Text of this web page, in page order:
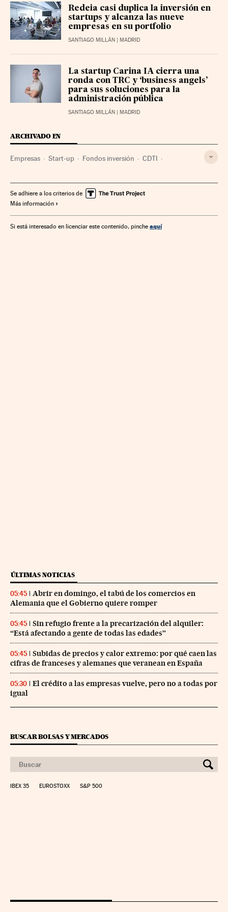
Redeia casi duplica la inversión en
startups y alcanza las nueve
empresas en su portfolio
SANTIAGO MILLÁN | MADRID
La startup Carina IA cierra una
ronda con TRC y ‘business angels’
para sus soluciones para la
administración pública
SANTIAGO MILLÁN | MADRID
ARCHIVADO EN
Empresas Start-up Fondos inversión CDTI
Se adhiere a los criterios de
Más información
Si está interesado en licenciar este contenido, pinche aquí
ÚLTIMAS NOTICIAS
05:45
Abrir en domingo, el tabú de los comercios en
Alemania que el Gobierno quiere romper
05:45
Sin refugio frente a la precarización del alquiler:
“Está afectando a gente de todas las edades”
05:45
Subidas de precios y calor extremo: por qué caen las
cifras de franceses y alemanes que veranean en España
05:30
El crédito a las empresas vuelve, pero no a todas por
igual
BUSCAR BOLSAS Y MERCADOS
IBEX 35 EUROSTOXX S&P 500